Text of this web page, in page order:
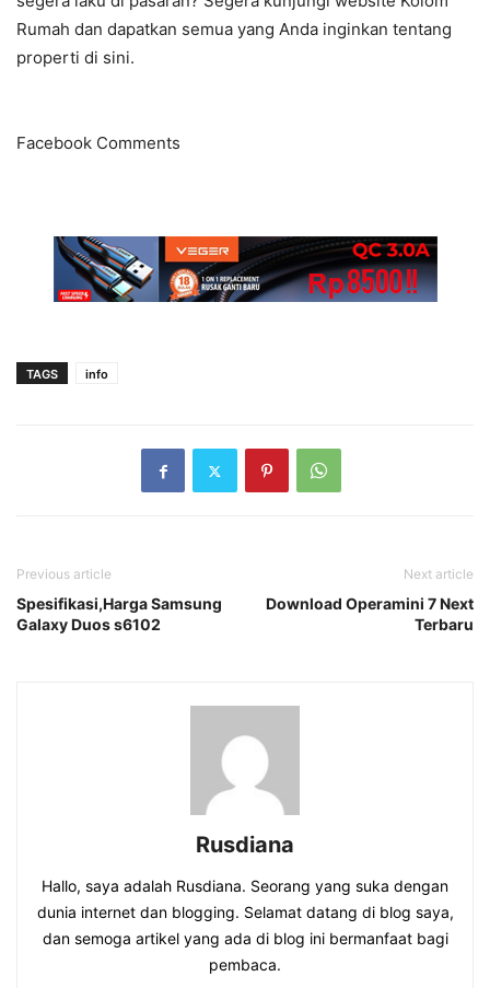
Rumah dan dapatkan semua yang Anda inginkan tentang
properti di sini.
Facebook Comments
TAGS info
Previous article
Spesifikasi,Harga Samsung
Galaxy Duos s6102
Next article
Download Operamini 7 Next
Terbaru
Rusdiana
Hallo, saya adalah Rusdiana. Seorang yang suka dengan
dunia internet dan blogging. Selamat datang di blog saya,
dan semoga artikel yang ada di blog ini bermanfaat bagi
pembaca.